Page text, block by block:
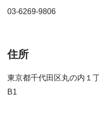
03-6269-9806
住所
東京都千代田区丸の内１
B1